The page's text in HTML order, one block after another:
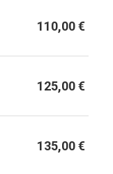
110,00 €
125,00 €
135,00 €